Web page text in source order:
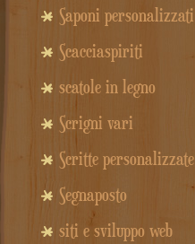
Saponi personalizzati
Scacciaspiriti
scatole in legno
Scrigni vari
Scritte personalizzate
Segnaposto
siti e sviluppo web